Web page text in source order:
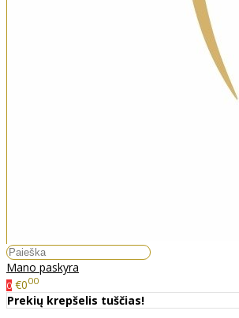
Mano paskyra
0 €000
Prekių krepšelis tuščias!